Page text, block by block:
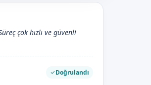
çok hızlı ve güvenli
Doğrulandı